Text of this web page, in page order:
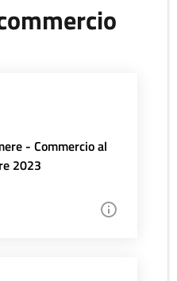
- Commercio al
2023